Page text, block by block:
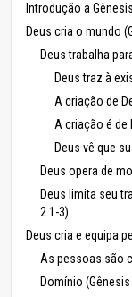
Introdução a
Deus cria o mundo
Deus trabalha
Deus traz à
A criação de
A criação é de
Deus vê que
Deus opera de
Deus limita seu
2.1-3)
Deus cria e equipa
As pessoas são
Domínio (Gênesis